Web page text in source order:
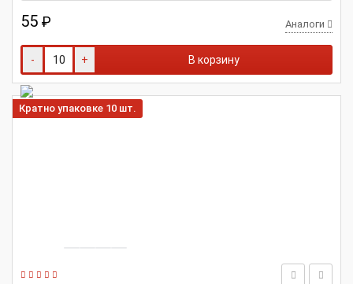
55 ₽ Аналоги
- + В корзину
Кратно упаковке 10 шт.